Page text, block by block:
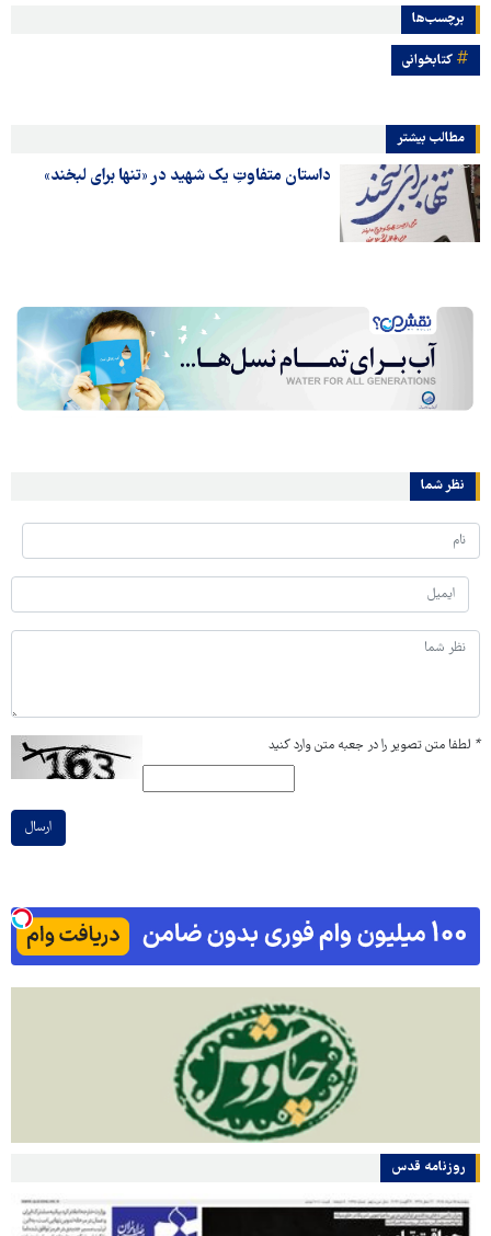
برچسب‌ها
کتابخوانی
مطالب بیشتر
داستان متفاوتِ یک شهید در «تنها برای لبخند»
نظر شما
* لطفا متن تصویر را در جعبه متن وارد کنید
ارسال
روزنامه قدس